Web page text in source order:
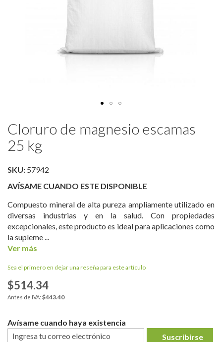
al
comienzo
de
galería
imágenes
Cloruro de magnesio escamas
25 kg
SKU: 57942
AVÍSAME CUANDO ESTE DISPONIBLE
Compuesto mineral de alta pureza ampliamente utilizado en
diversas industrias y en la salud. Con propiedades
excepcionales, este producto es ideal para aplicaciones como
la supleme ...
Ver más
Sea el primero en dejar una reseña para este artículo
$514.34
$443.40
Avísame cuando haya existencia
Suscribirse